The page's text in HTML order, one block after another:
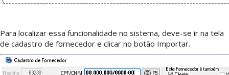
Para localizar essa funcionalidade no sistema, deve-se ir na tela
de cadastro de fornecedor e clicar no botão Importar.